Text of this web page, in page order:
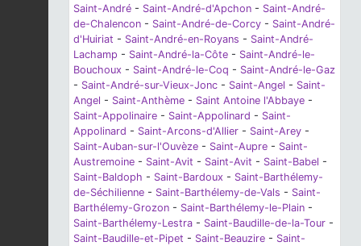
Saint-André - Saint-André-d'Apchon - Saint-André-
de-Chalencon - Saint-André-de-Corcy - Saint-André-
d'Huiriat - Saint-André-en-Royans - Saint-André-
Lachamp - Saint-André-la-Côte - Saint-André-le-
Bouchoux - Saint-André-le-Coq - Saint-André-le-Gaz
- Saint-André-sur-Vieux-Jonc - Saint-Angel - Saint-
Angel - Saint-Anthème - Saint Antoine l'Abbaye -
Saint-Appolinaire - Saint-Appolinard - Saint-
Appolinard - Saint-Arcons-d'Allier - Saint-Arey -
Saint-Auban-sur-l'Ouvèze - Saint-Aupre - Saint-
Austremoine - Saint-Avit - Saint-Avit - Saint-Babel -
Saint-Baldoph - Saint-Bardoux - Saint-Barthélemy-
de-Séchilienne - Saint-Barthélemy-de-Vals - Saint-
Barthélemy-Grozon - Saint-Barthélemy-le-Plain -
Saint-Barthélemy-Lestra - Saint-Baudille-de-la-Tour -
Saint-Baudille-et-Pipet - Saint-Beauzire - Saint-